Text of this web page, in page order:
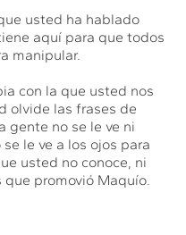
usted ha hablado
aquí para que todos
manipular.
con la que usted nos
olvide las frases de
gente no se le ve ni
le ve a los ojos para
usted no conoce, ni
promovió Maquío.